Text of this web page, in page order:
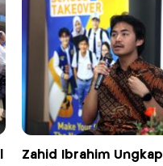
Zahid Ibrahim Ungkap